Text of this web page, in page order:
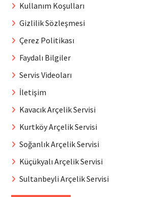
Kullanım Koşulları
Gizlilik Sözleşmesi
Çerez Politikası
Faydalı Bilgiler
Servis Videoları
İletişim
Kavacık Arçelik Servisi
Kurtköy Arçelik Servisi
Soğanlık Arçelik Servisi
Küçükyalı Arçelik Servisi
Sultanbeyli Arçelik Servisi